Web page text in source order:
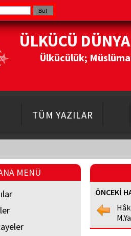
ÜLKÜCÜ
Ülkücülük;
TÜM YAZILAR
MENÜ
ÖNCEKİ